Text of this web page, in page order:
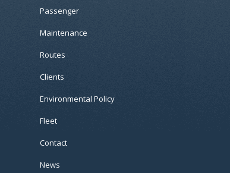
Passenger
Maintenance
Routes
Clients
Environmental Policy
Fleet
Contact
News